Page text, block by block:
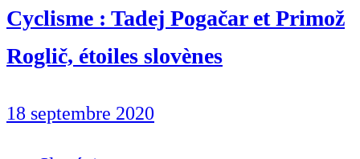
Cyclisme : Tadej Pogačar et Primož
Roglič, étoiles slovènes
18 septembre 2020